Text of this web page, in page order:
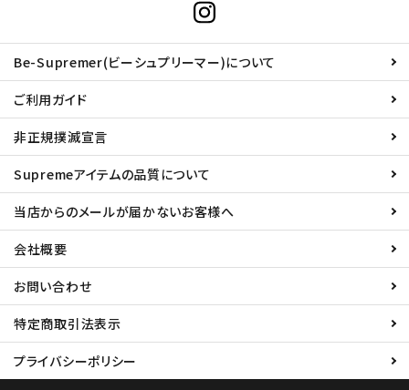
Be-Supremer(ビーシュプリーマー)について
ご利用ガイド
非正規撲滅宣言
Supremeアイテムの品質について
当店からのメールが届かないお客様へ
会社概要
お問い合わせ
特定商取引法表示
プライバシーポリシー